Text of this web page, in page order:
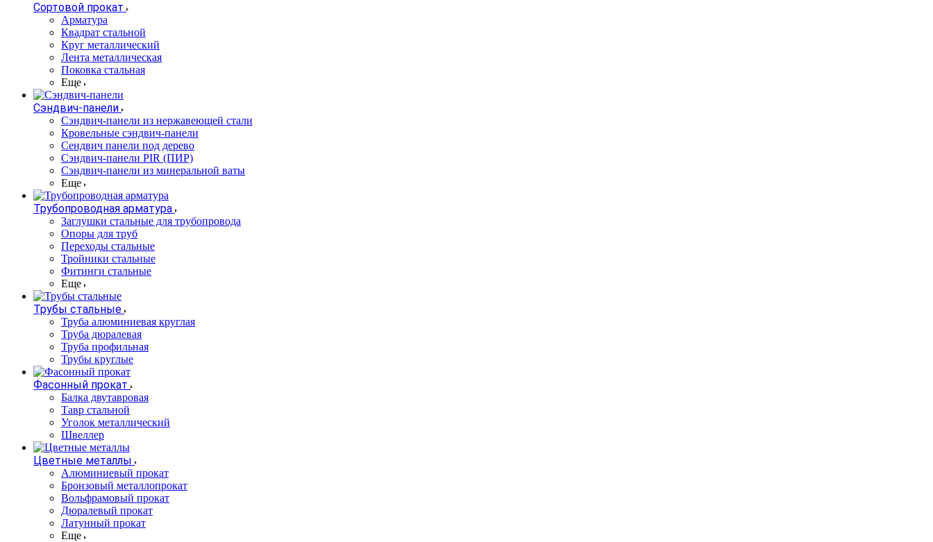
Сортовой прокат
Арматура
Квадрат стальной
Круг металлический
Лента металлическая
Поковка стальная
Еще
Сэндвич-панели
Cэндвич-панели из нержавеющей стали
Кровельные сэндвич-панели
Сендвич панели под дерево
Сэндвич-панели PIR (ПИР)
Сэндвич-панели из минеральной ваты
Еще
Трубопроводная арматура
Заглушки стальные для трубопровода
Опоры для труб
Переходы стальные
Тройники стальные
Фитинги стальные
Еще
Трубы стальные
Труба алюминиевая круглая
Труба дюралевая
Труба профильная
Трубы круглые
Фасонный прокат
Балка двутавровая
Тавр стальной
Уголок металлический
Швеллер
Цветные металлы
Алюминиевый прокат
Бронзовый металлопрокат
Вольфрамовый прокат
Дюралевый прокат
Латунный прокат
Еще